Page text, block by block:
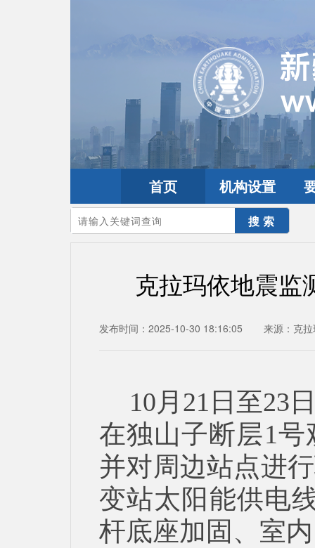
首页 机构设置
您的当前位置：首页>要闻动态
克拉玛依地震监
发布时间：2025-10-30 18:16:05 来源： 克
10月21日至23
在独山子断层1
并对周边站点进
变站太阳能供电
杆底座加固、室